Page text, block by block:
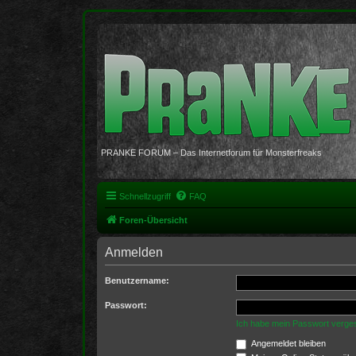
PRANKE FORUM – Das Internetforum für Monsterfreaks
Schnellzugriff FAQ
Foren-Übersicht
Anmelden
Benutzername:
Passwort:
Ich habe mein Passwort
Angemeldet bleiben